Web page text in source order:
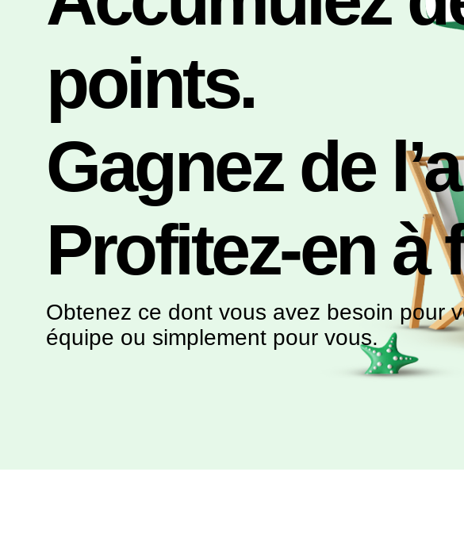
points.
Gagnez de
Profitez-en à
Obtenez ce dont vous avez besoin pour
équipe ou simplement pour vous.